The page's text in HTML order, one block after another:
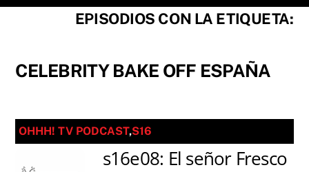
EPISODIOS CON LA ETIQUETA:
CELEBRITY BAKE OFF ESPAÑA
OHHH! TV PODCAST,S16
s16e08: El señor Fresco